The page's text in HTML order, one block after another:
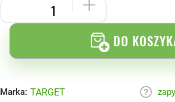
DO
Marka: TARGET